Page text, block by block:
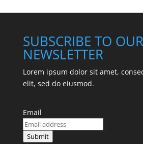
SUBSCRIBE TO OUR
NEWSLETTER
Lorem ipsum dolor sit amet,
elit, sed do eiusmod.
Email
Submit